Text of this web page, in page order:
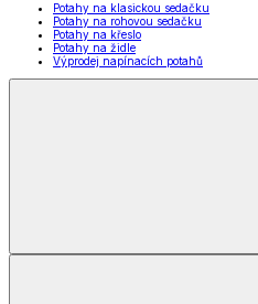
Potahy na klasickou sedačku
Potahy na rohovou sedačku
Potahy na křeslo
Potahy na židle
Výprodej napínacích potahů